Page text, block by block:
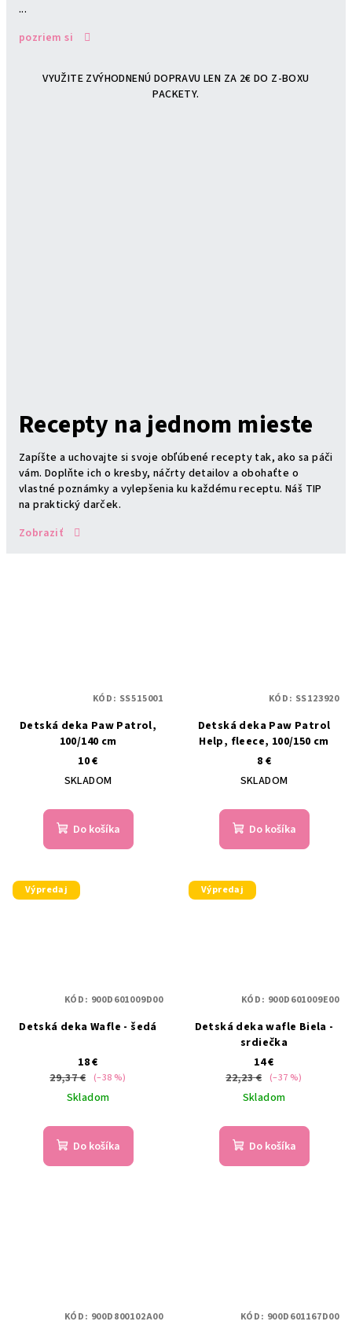
...
pozriem si
VYUŽITE ZVÝHODNENÚ DOPRAVU LEN ZA 2€ DO Z-BOXU
PACKETY.
Recepty na jednom mieste
Zapíšte a uchovajte si svoje obľúbené recepty tak, ako sa páči
vám. Doplňte ich o kresby, náčrty detailov a obohaťte o
vlastné poznámky a vylepšenia ku každému receptu. Náš TIP
na praktický darček.
Zobraziť
Detská deka Paw Patrol,
100/140 cm
10 €
SKLADOM
Do košíka
KÓD: SS515001
Detská deka Paw Patrol
Help, fleece, 100/150 cm
8 €
SKLADOM
Do košíka
KÓD: SS123920
Výpredaj
Detská deka Wafle - šedá
18 €
29,37 € (–38 %)
Skladom
Do košíka
KÓD: 900D601009D00
Výpredaj
Detská deka wafle Biela -
srdiečka
14 €
22,23 € (–37 %)
Skladom
Do košíka
KÓD: 900D601009E00
KÓD: 900D800102A00 KÓD: 900D601167D00